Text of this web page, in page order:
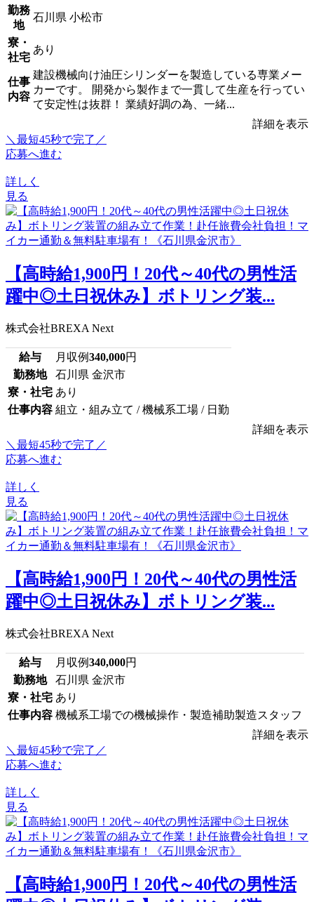
勤務
地
石川県 小松市
寮・
社宅
あり
仕事
内容
建設機械向け油圧シリンダーを製造している専業メー
カーです。 開発から製作まで一貫して生産を行ってい
て安定性は抜群！ 業績好調の為、一緒...
詳細を表示
＼最短45秒で完了／
応募へ進む
詳しく
見る
【高時給1,900円！20代～40代の男性活
躍中◎土日祝休み】ボトリング装...
株式会社BREXA Next
給与 月収例340,000円
勤務地
石川県 金沢市
寮・社宅 あり
仕事内容 組立・組み立て / 機械系工場 / 日勤
詳細を表示
＼最短45秒で完了／
応募へ進む
詳しく
見る
【高時給1,900円！20代～40代の男性活
躍中◎土日祝休み】ボトリング装...
株式会社BREXA Next
給与 月収例340,000円
勤務地
石川県 金沢市
寮・社宅 あり
仕事内容 機械系工場での機械操作・製造補助製造スタッフ
詳細を表示
＼最短45秒で完了／
応募へ進む
詳しく
見る
【高時給1,900円！20代～40代の男性活